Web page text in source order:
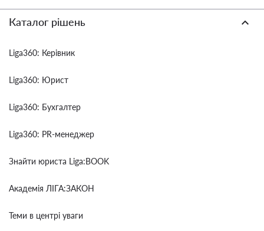
Каталог рішень
Liga360: Керівник
Liga360: Юрист
Liga360: Бухгалтер
Liga360: PR-менеджер
Знайти юриста Liga:BOOK
Академія ЛІГА:ЗАКОН
Теми в центрі уваги